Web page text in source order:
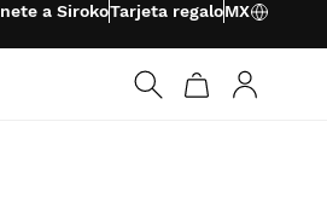
a SirokoTarjeta regaloMX